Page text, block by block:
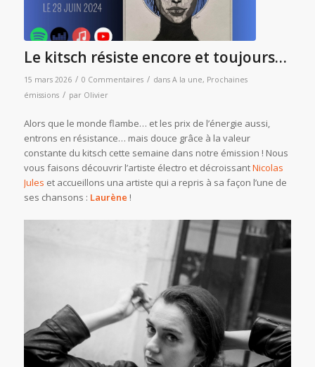
Le kitsch résiste encore et toujours…
15 mars 2026 / 0 Commentaires / dans A la une, Prochaines
émissions / par Olivier
Alors que le monde flambe… et les prix de l’énergie aussi,
entrons en résistance… mais douce grâce à la valeur
constante du kitsch cette semaine dans notre émission ! Nous
vous faisons découvrir l’artiste électro et décroissantNicolas
Jules et accueillons una artiste qui a repris à sa façon l’une de
ses chansons : Laurène !